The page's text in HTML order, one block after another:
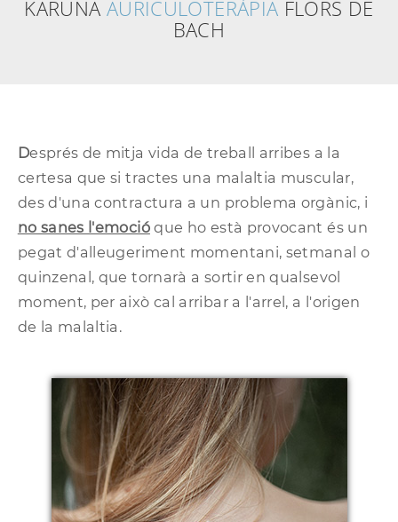
KARUNA AURICULOTERÀPIA FLORS DE
BACH
Després de mitja vida de treball arribes a la
certesa que si tractes una malaltia muscular,
des d'una contractura a un problema orgànic, i
no sanes l'emocióque ho està provocant és un
pegat d'alleugeriment momentani, setmanal o
quinzenal, que tornarà a sortir en qualsevol
moment, per això cal arribar a l'arrel, a l'origen
de la malaltia.